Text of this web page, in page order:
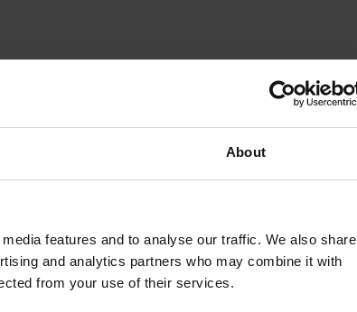
About
features and to analyse our traffic. We also share
and analytics partners who may combine it with
from your use of their services.